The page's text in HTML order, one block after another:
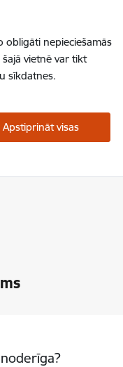
obligāti nepieciešamās
vietnē var tikt
sīkdatnes.
Apstiprināt visas